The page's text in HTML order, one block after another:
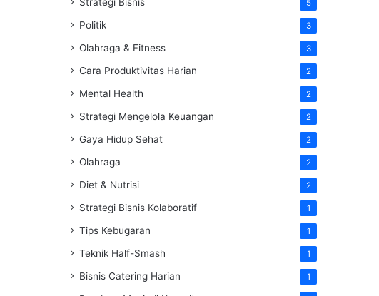
5
Politik 3
Olahraga & Fitness 3
Cara Produktivitas Harian 2
Mental Health 2
Strategi Mengelola Keuangan 2
Gaya Hidup Sehat 2
Olahraga 2
Diet & Nutrisi 2
Strategi Bisnis Kolaboratif 1
Tips Kebugaran 1
Teknik Half-Smash 1
Bisnis Catering Harian 1